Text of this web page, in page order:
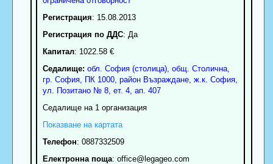
Регистрация: 15.08.2013
Регистрация по ДДС: Да
Капитал: 1022.58 €
Седалище: обл. София (столица), общ. Столична,
гр. София, ПК 1000, район Възраждане, ж.к. София,
ул. Позитано № 8, ет. 4, ап. 407
Седалище на 1 организация
Показване на картата
Телефон: 0887332509
Електронна поща: office@legageo.com